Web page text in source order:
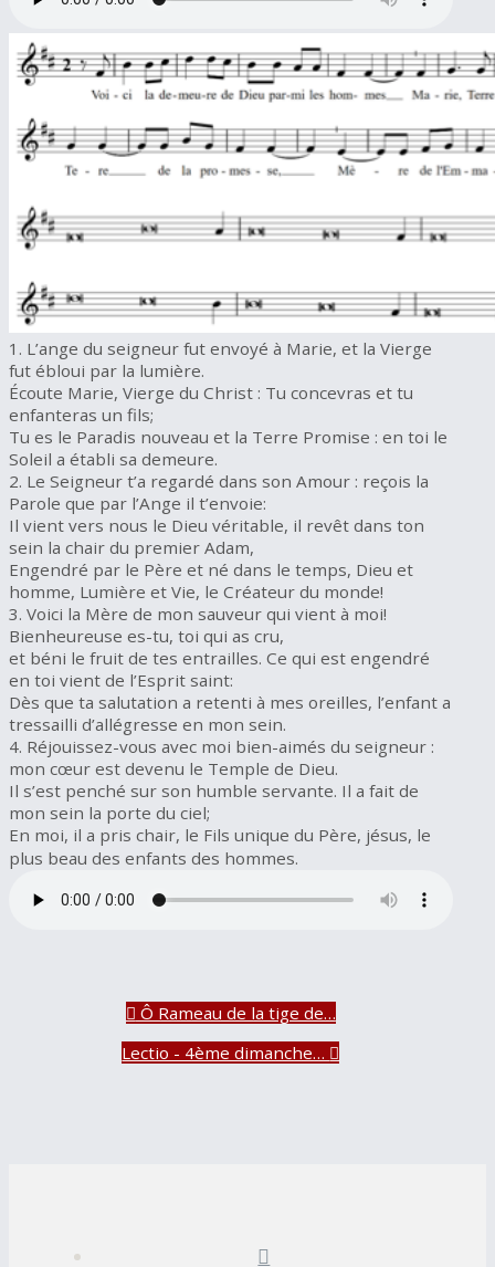
1. L’ange du seigneur fut envoyé à Marie, et la Vierge
fut ébloui par la lumière.
Écoute Marie, Vierge du Christ : Tu concevras et tu
enfanteras un fils;
Tu es le Paradis nouveau et la Terre Promise : en toi le
Soleil a établi sa demeure.
2. Le Seigneur t’a regardé dans son Amour : reçois la
Parole que par l’Ange il t’envoie:
Il vient vers nous le Dieu véritable, il revêt dans ton
sein la chair du premier Adam,
Engendré par le Père et né dans le temps, Dieu et
homme, Lumière et Vie, le Créateur du monde!
3. Voici la Mère de mon sauveur qui vient à moi!
Bienheureuse es-tu, toi qui as cru,
et béni le fruit de tes entrailles. Ce qui est engendré
en toi vient de l’Esprit saint:
Dès que ta salutation a retenti à mes oreilles, l’enfant a
tressailli d’allégresse en mon sein.
4. Réjouissez-vous avec moi bien-aimés du seigneur :
mon cœur est devenu le Temple de Dieu.
Il s’est penché sur son humble servante. Il a fait de
mon sein la porte du ciel;
En moi, il a pris chair, le Fils unique du Père, jésus, le
plus beau des enfants des hommes.
Ô Rameau de la tige de…
Lectio - 4ème dimanche…